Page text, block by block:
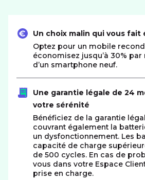
Un choix malin qui vous fait
Optez pour un mobile
économisez jusqu’à 30% par
d’un smartphone neuf.
Une garantie légale de 24
votre sérénité
Bénéficiez de la garantie
couvrant également la
un dysfonctionnement. Les
capacité de charge
de 500 cycles. En cas de
vous dans votre Espace
prise en charge.